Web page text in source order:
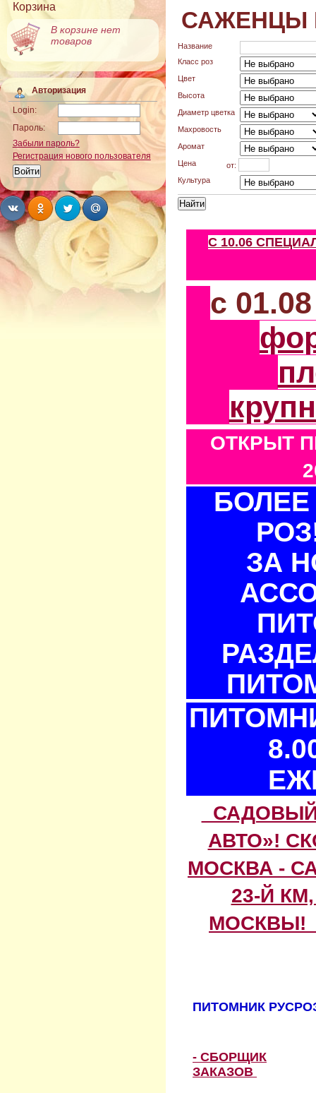
Корзина
В корзине нет
товаров
Авторизация
Login:
Пароль:
Забыли пароль?
Регистрация нового пользователя
Share Share Share Share
САЖЕНЦЫ
Название
Класс роз
Цвет
Высота
Диаметр цветка
Махровость
Аромат
Цена
от:
Культура
С 10.06
с
ОТКРЫТ
БОЛЕЕ
ЗА
АВТО»!
МОСКВА -
23-Й
МОСКВЫ!
ПИТОМНИК
- СБОРЩИК
ЗАКАЗОВ